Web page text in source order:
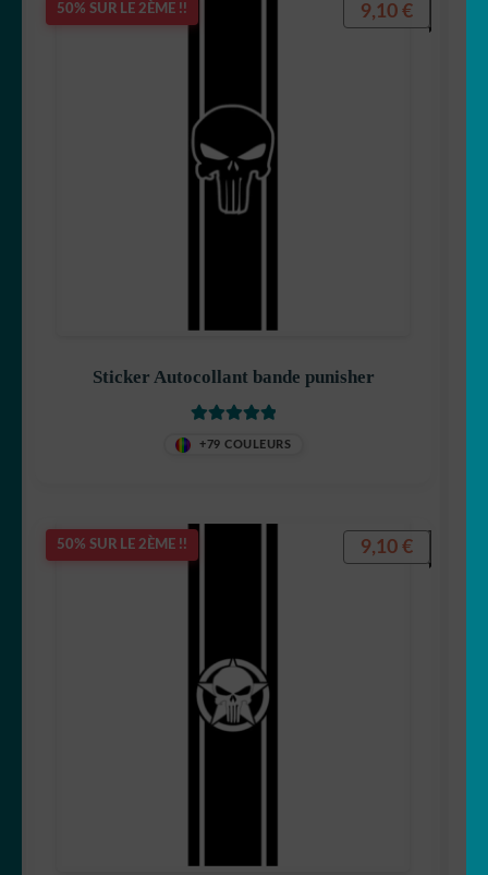
50% SUR LE 2ÈME !!
Sticker Autocollant bande punisher
+79 COULEURS
9,10 €
50% SUR LE 2ÈME !! 9,10 €